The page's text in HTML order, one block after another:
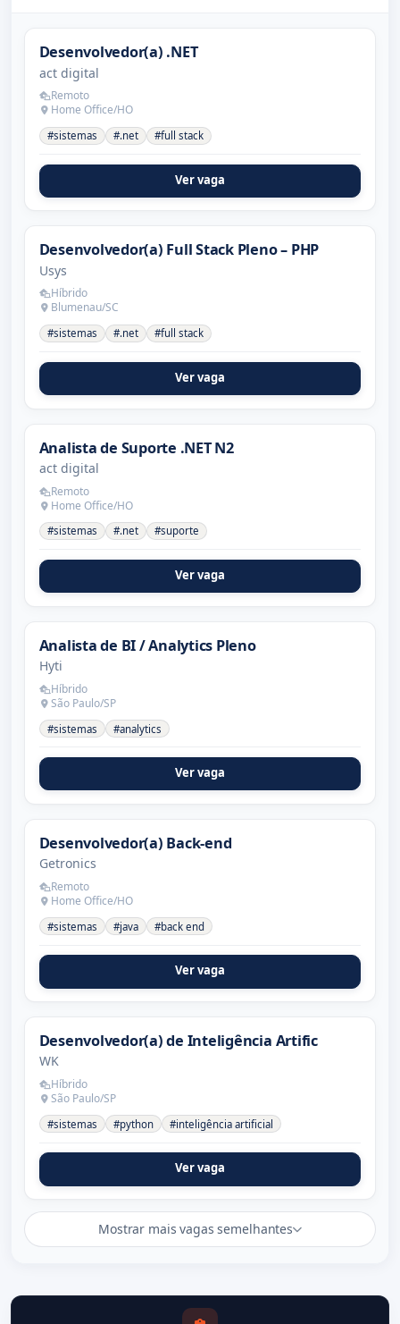
Desenvolvedor(a) .NET
act digital
Remoto
Home Office/HO
#sistemas #.net #full stack
Ver vaga
Desenvolvedor(a) Full Stack Pleno – PHP
Usys
Híbrido
Blumenau/SC
#sistemas #.net #full stack
Ver vaga
Analista de Suporte .NET N2
act digital
Remoto
Home Office/HO
#sistemas #.net #suporte
Ver vaga
Analista de BI / Analytics Pleno
Hyti
Híbrido
São Paulo/SP
#sistemas #analytics
Ver vaga
Desenvolvedor(a) Back-end
Getronics
Remoto
Home Office/HO
#sistemas #java #back end
Ver vaga
Desenvolvedor(a) de Inteligência Artific
WK
Híbrido
São Paulo/SP
#sistemas #python #inteligência artificial
Ver vaga
Mostrar mais vagas semelhantes